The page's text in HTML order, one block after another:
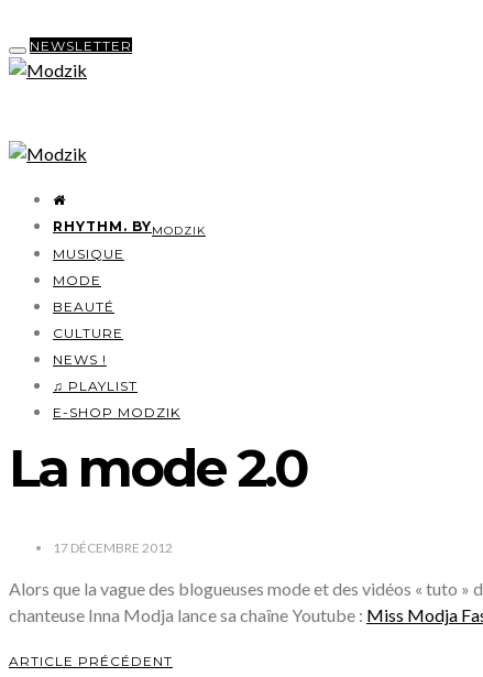
NEWSLETTER
RHYTHM. BYMODZIK
MUSIQUE
MODE
BEAUTÉ
CULTURE
NEWS !
♫ PLAYLIST
E-SHOP MODZIK
La mode 2.0
17 DÉCEMBRE 2012
Alors que la vague des blogueuses mode et des vidéos « tuto »
chanteuse Inna Modja lance sa chaîne Youtube : Miss Modja
ARTICLE PRÉCÉDENT